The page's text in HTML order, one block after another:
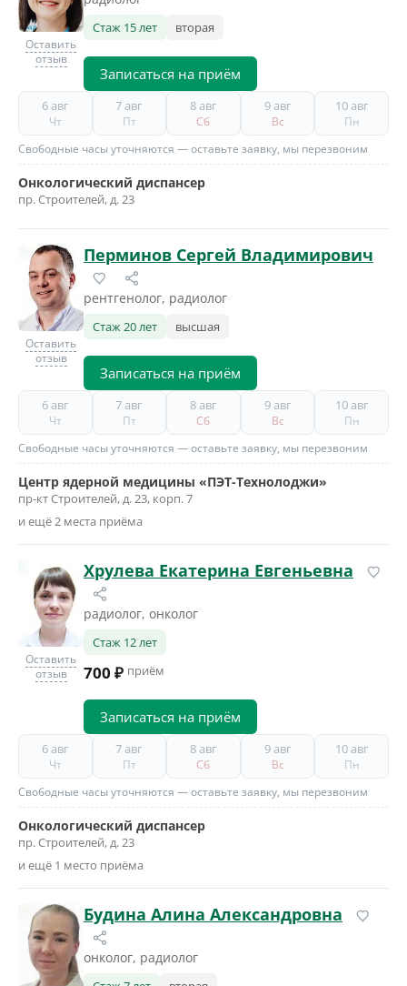
Оставить
отзыв
Стаж 15 лет вторая
Записаться на приём
6 авг
Чт
7 авг
Пт
8 авг
Сб
9 авг
Вс
10 авг
Пн
Свободные часы уточняются — оставьте заявку, мы перезвоним
Онкологический диспансер
пр. Строителей, д. 23
Оставить
отзыв
Перминов Сергей Владимирович
рентгенолог, радиолог
Стаж 20 лет высшая
Записаться на приём
6 авг
Чт
7 авг
Пт
8 авг
Сб
9 авг
Вс
10 авг
Пн
Свободные часы уточняются — оставьте заявку, мы перезвоним
Центр ядерной медицины «ПЭТ-Технолоджи»
пр-кт Строителей, д. 23, корп. 7
и ещё 2 места приёма
Оставить
отзыв
Хрулева Екатерина Евгеньевна
радиолог, онколог
Стаж 12 лет
700 ₽ приём
Записаться на приём
6 авг
Чт
7 авг
Пт
8 авг
Сб
9 авг
Вс
10 авг
Пн
Свободные часы уточняются — оставьте заявку, мы перезвоним
Онкологический диспансер
пр. Строителей, д. 23
и ещё 1 место приёма
Будина Алина Александровна
онколог, радиолог